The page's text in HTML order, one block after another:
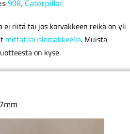
908, Caterpillar
ei riitä tai jos korvakkeen reikä on yli
mittatilauslomakkeella. Muista
on kyse.